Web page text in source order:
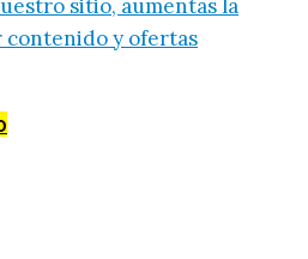
sitio, aumentas la
contenido y ofertas